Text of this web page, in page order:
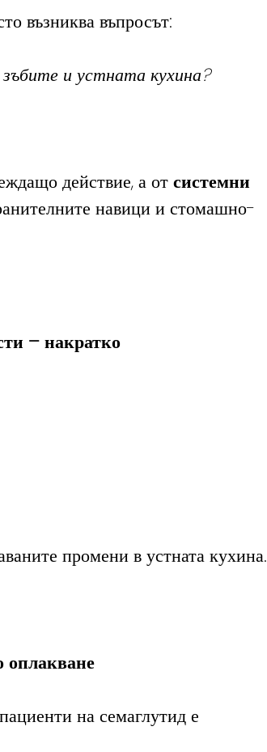
възниква въпросът:
и устната кухина?
действие, а от системни
навици и стомашно-
– накратко
промени в устната кухина.
оплакване
на семаглутид е